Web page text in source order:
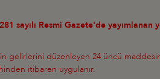
sayılı Resmi Gazete'de
gelirlerini düzenleyen 24 üncü
itibaren uygulanır.